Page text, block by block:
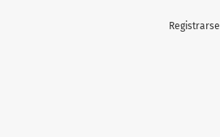
y sus problemas de radicación
Registrarse